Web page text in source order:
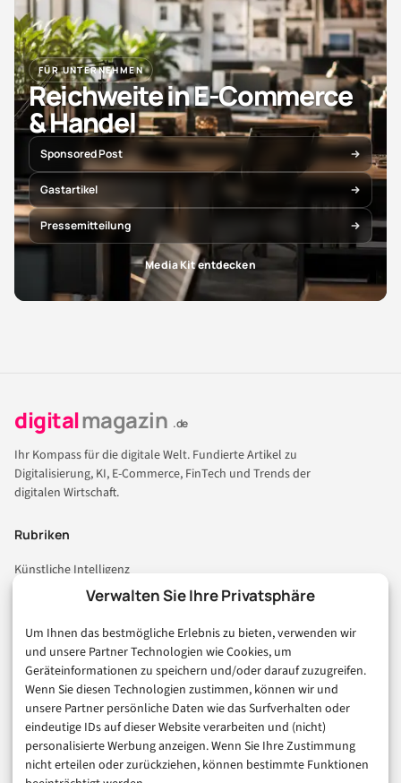
Verwalten Sie Ihre Privatsphäre
Um Ihnen das bestmögliche Erlebnis zu bieten, verwenden wir
und unsere Partner Technologien wie Cookies, um
Geräteinformationen zu speichern und/oder darauf zuzugreifen.
Wenn Sie diesen Technologien zustimmen, können wir und
unsere Partner persönliche Daten wie das Surfverhalten oder
eindeutige IDs auf dieser Website verarbeiten und (nicht)
personalisierte Werbung anzeigen. Wenn Sie Ihre Zustimmung
nicht erteilen oder zurückziehen, können bestimmte Funktionen
FÜR UNTERNEHMEN
Reichweite in E-Commerce
& Handel
Sponsored Post
Gastartikel
Pressemitteilung
Media Kit entdecken
digitalmagazin .de
Ihr Kompass für die digitale Welt. Fundierte Artikel zu
Digitalisierung, KI, E-Commerce, FinTech und Trends der
digitalen Wirtschaft.
Rubriken
Künstliche Intelligenz
Technologie & IT
Consumer & Digital Life
Marketing
Finanzen & FinTech
Business & Karriere
Sicherheit & Recht
Digitalisierung
Marketing